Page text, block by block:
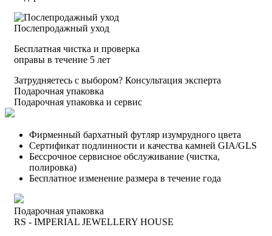
Послепродажный уход
Бесплатная чистка и проверка
оправы в течение 5 лет
Затрудняетесь с выбором? Консультация эксперта
Подарочная упаковка
Подарочная упаковка и сервис
Фирменный бархатный футляр изумрудного цвета
Сертификат подлинности и качества камней GIA/GLS
Бессрочное сервисное обслуживание (чистка,
полировка)
Бесплатное изменение размера в течение года
Подарочная упаковка
RS - IMPERIAL JEWELLERY HOUSE